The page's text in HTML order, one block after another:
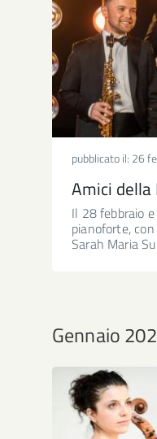
pubblicato il: 26
Amici della
Il 28 febbraio
pianoforte,
Sarah Maria
Gennaio